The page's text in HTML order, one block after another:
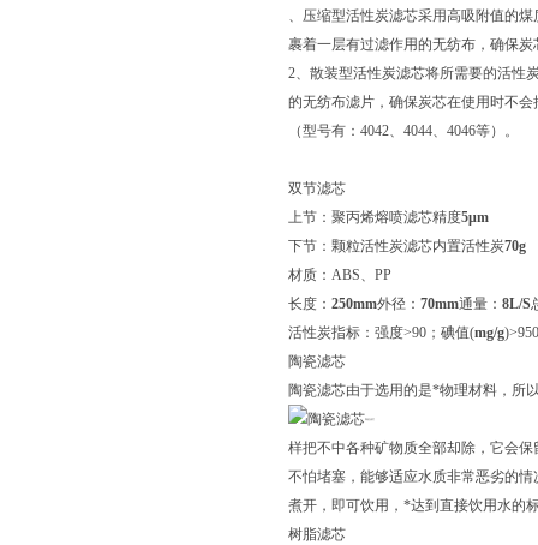
、压缩型活性炭滤芯采用高吸附值的
裹着一层有过滤作用的无纺布，确保
2、散装型活性炭滤芯将所需要的活性
的无纺布滤片，确保炭芯在使用时不
（型号有：4042、4044、4046等）。
双节滤芯
上节：聚丙烯熔喷滤芯精度5μm
下节：颗粒活性炭滤芯内置活性炭70g
材质：ABS、PP
长度： 250mm外径： 70mm通量： 8L/S
活性炭指标：强度>90；碘值(mg/g
陶瓷滤芯
陶瓷滤芯由于选用的是*物理材料，所
样把不中各种矿物质全部却除，它会
不怕堵塞，能够适应水质非常恶劣的
煮开，即可饮用，*达到直接饮用水的
树脂滤芯